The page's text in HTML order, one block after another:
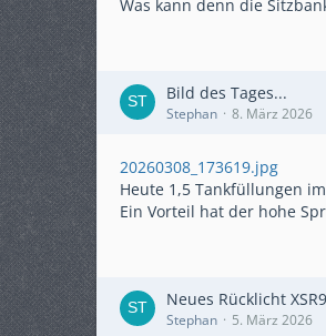
Was kann denn die
Bild des Tages...
Stephan 8. März 2026
20260308_173619.jpg
Heute 1,5 Tankfüllungen
Ein Vorteil hat der hohe
Neues Rücklicht
Stephan 5. März 2026